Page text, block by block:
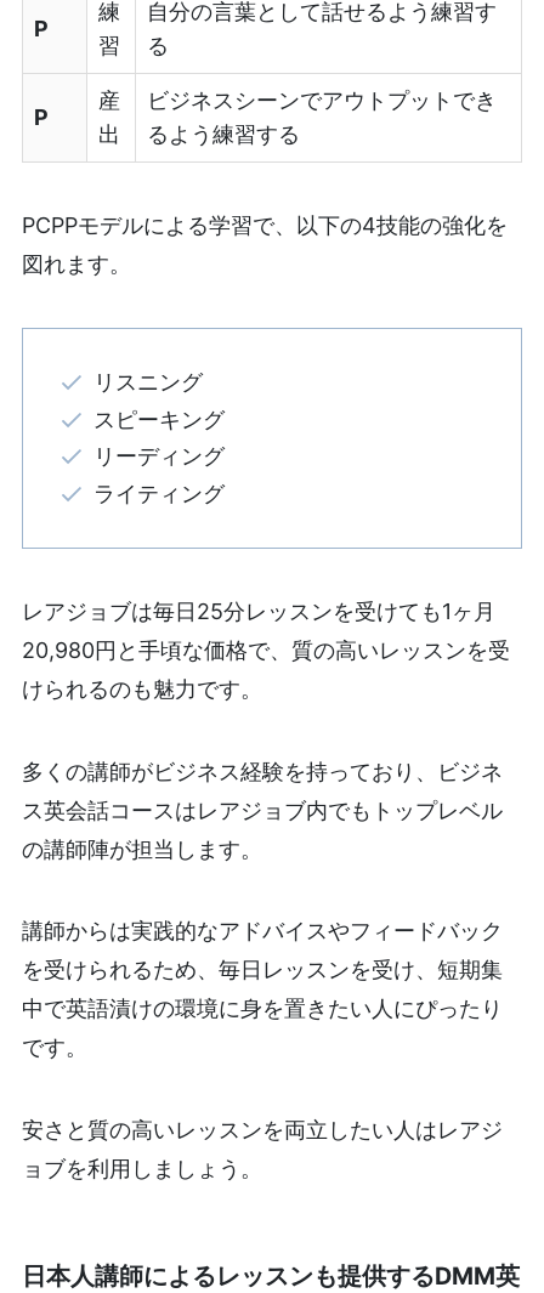
P
練
習
自分の言葉として話せるよう練習す
る
P
産
出
ビジネスシーンでアウトプットでき
るよう練習する
PCPPモデルによる学習で、以下の4技能の強化を
図れます。
リスニング
スピーキング
リーディング
ライティング
レアジョブは毎日25分レッスンを受けても1ヶ月
20,980円と手頃な価格で、質の高いレッスンを受
けられるのも魅力です。
多くの講師がビジネス経験を持っており、ビジネ
ス英会話コースはレアジョブ内でもトップレベル
の講師陣が担当します。
講師からは実践的なアドバイスやフィードバック
を受けられるため、毎日レッスンを受け、短期集
中で英語漬けの環境に身を置きたい人にぴったり
です。
安さと質の高いレッスンを両立したい人はレアジ
ョブを利用しましょう。
日本人講師によるレッスンも提供するDMM英